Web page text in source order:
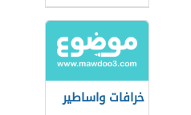
خرافات واساطير